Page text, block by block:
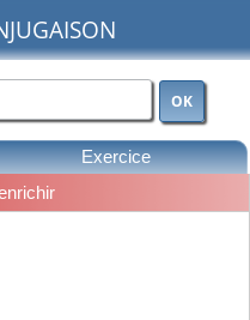
OK
Exercice